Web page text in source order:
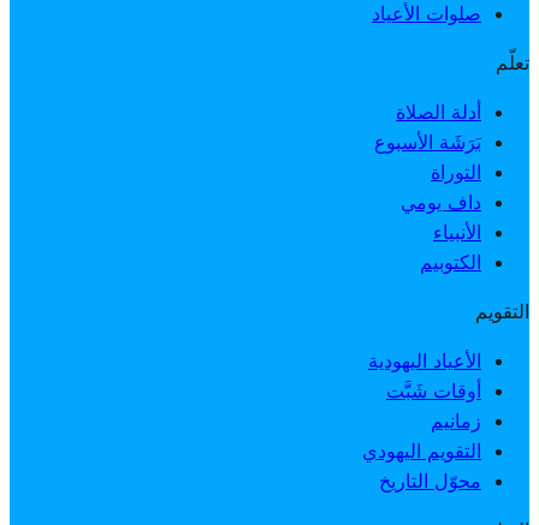
صلوات الأعياد
تعلّم
أدلة الصلاة
بَرَشَة الأسبوع
التوراة
داف يومي
الأنبياء
الكتوبيم
التقويم
الأعياد اليهودية
أوقات شَبَّت
زمانيم
التقويم اليهودي
محوّل التاريخ